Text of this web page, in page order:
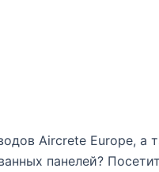
Aircrete Europe,
панелей?